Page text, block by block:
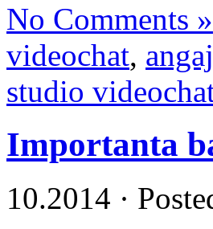
No Comments »
videochat,
studio
Importanta
10.2014 ·